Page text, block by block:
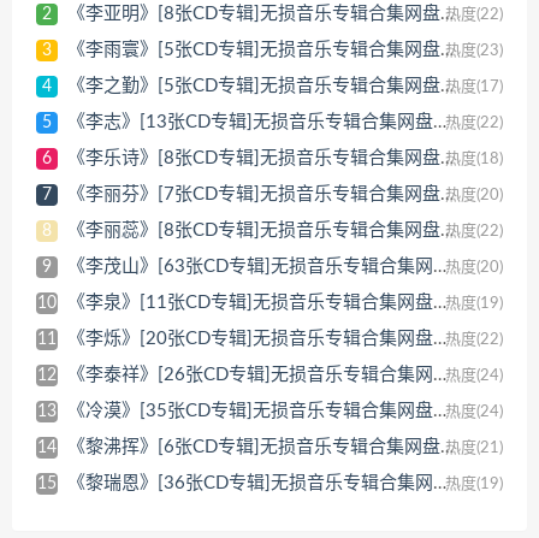
2 《李亚明》[8张CD专辑]无损音乐专辑合集网盘下载[WAV/3GB] 热度(22)
3 《李雨寰》[5张CD专辑]无损音乐专辑合集网盘下载[WAV/2GB] 热度(23)
4 《李之勤》[5张CD专辑]无损音乐专辑合集网盘下载[WAV/5GB] 热度(17)
5 《李志》[13张CD专辑]无损音乐专辑合集网盘下载[WAV/5GB] 热度(22)
6 《李乐诗》[8张CD专辑]无损音乐专辑合集网盘下载[WAV/3GB] 热度(18)
7 《李丽芬》[7张CD专辑]无损音乐专辑合集网盘下载[WAV/2GB] 热度(20)
8 《李丽蕊》[8张CD专辑]无损音乐专辑合集网盘下载[WAV/3GB] 热度(22)
9 《李茂山》[63张CD专辑]无损音乐专辑合集网盘下载[WAV/23GB] 热度(20)
10 《李泉》[11张CD专辑]无损音乐专辑合集网盘下载[WAV/4GB] 热度(19)
11 《李烁‌》[20张CD专辑]无损音乐专辑合集网盘下载[WAV/7GB] 热度(22)
12 《李泰祥》[26张CD专辑]无损音乐专辑合集网盘下载[WAV/10GB] 热度(24)
13 《冷漠》[35张CD专辑]无损音乐专辑合集网盘下载[WAV/21GB] 热度(24)
14 《黎沸挥》[6张CD专辑]无损音乐专辑合集网盘下载[WAV/3GB] 热度(21)
15 《黎瑞恩》[36张CD专辑]无损音乐专辑合集网盘下载[WAV/18GB] 热度(19)